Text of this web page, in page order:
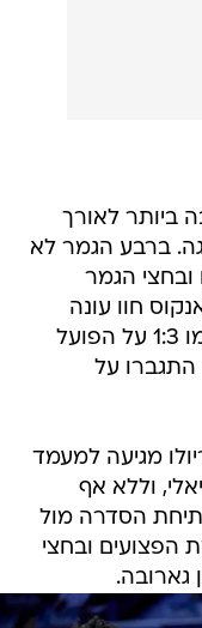
ביותר לאורך
ברבע הגמר לא
מונאקו ובחצי הגמר
חוו עונה
סדירה מלאת עליות ומורדות, רשמו 1:3 על הפועל
על
מגיעה למעמד
וללא אף
הסדרה מול
הפצועים ובחצי
גארובה.